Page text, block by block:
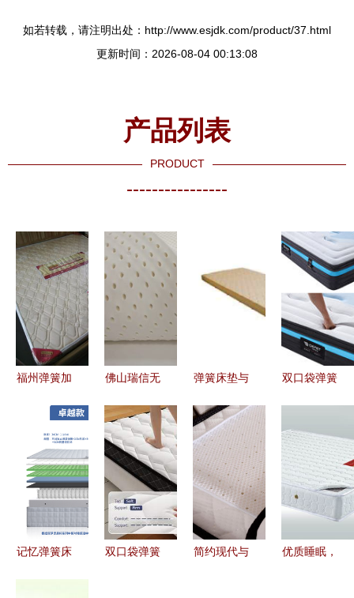
如若转载，请注明出处：http://www.esjdk.com/product/37.html
更新时间：2026-08-04 00:13:08
产品列表
PRODUCT
----------------
福州弹簧加
经济与质量
双赢之选
佛山瑞信无
弹簧床垫的
核心伙伴与
产业链接桥
弹簧床垫与
垫 舒适与
支撑的完美
融合
双口袋弹簧
结合 睡眠
品质的革命
记忆弹簧床
双口袋弹簧
简约现代与
优质睡眠，